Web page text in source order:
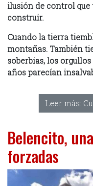
ilusión de control que
construir.
Cuando la tierra
montañas. También
soberbias, los
años parecían
Leer más:
Belencito,
forzadas